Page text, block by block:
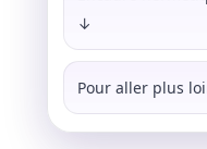
↓
Pour aller plus